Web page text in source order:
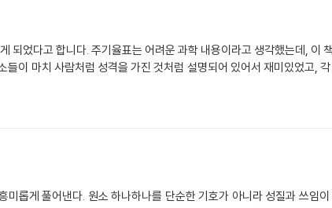
되었다고 합니다. 주기율표는 어려운 과학 내용이라고 생각했는데, 이
이 마치 사람처럼 성격을 가진 것처럼 설명되어 있어서 재미있었고,
롭게 풀어낸다. 원소 하나하나를 단순한 기호가 아니라 성질과 쓰임